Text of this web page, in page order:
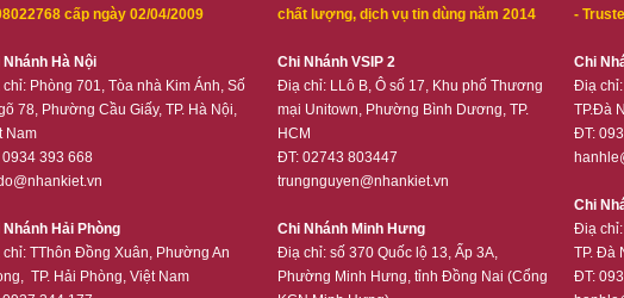
cấp ngày 02/04/2009
Nhánh Hà Nội
Phòng 701, Tòa nhà Kim Ánh, Số
78, Phường Cầu Giấy, TP. Hà Nội,
Nam
0934 393 668
Nhánh Hải Phòng
TThôn Đồng Xuân, Phường An
TP. Hải Phòng, Việt Nam
chất lượng, dịch vụ tin dùng năm 2014
Chi Nhánh VSIP 2
Điạ chỉ: LLô B, Ô số 17, Khu phố Thương
mại Unitown, Phường Bình Dương, TP.
HCM
ĐT: 02743 803447
trungnguyen@nhankiet.vn
Chi Nhánh Minh Hưng
Điạ chỉ: số 370 Quốc lộ 13, Ấp 3A,
Phường Minh Hưng, tỉnh Đồng Nai (Cổng
-
Chi
Điạ
TP.Đà
ĐT:
Chi
Điạ chỉ:
TP. Đà
ĐT: